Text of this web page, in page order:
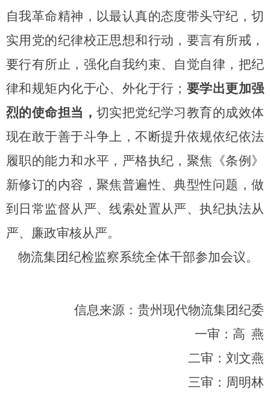
自我革命精神，以最认真的态度带头守纪，切
实用党的纪律校正思想和行动，要言有所戒，
要行有所止，强化自我约束、自觉自律，把纪
律和规矩内化于心、外化于行； 要学出更加强
烈的使命担当， 切实把党纪学习教育的成效体
现在敢于善于斗争上，不断提升依规依纪依法
履职的能力和水平，严格执纪，聚焦《条例》
新修订的内容，聚焦普遍性、典型性问题，做
到日常监督从严、线索处置从严、执纪执法从
严、廉政审核从严。
物流集团纪检监察系统全体干部参加会议。
信息来源：贵州现代物流集团纪委
一审：高 燕
二审：刘文燕
三审：周明林